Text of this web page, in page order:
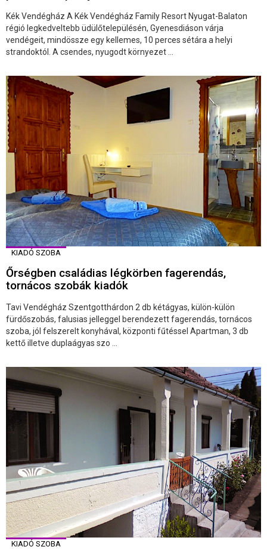
Kék Vendégház A Kék Vendégház Family Resort Nyugat-Balaton
régió legkedveltebb üdülőtelepülésén, Gyenesdiáson várja
vendégeit, mindössze egy kellemes, 10 perces sétára a helyi
strandoktól. A csendes, nyugodt környezet ...
KIADÓ SZOBA
Őrségben családias légkörben fagerendás,
tornácos szobák kiadók
Tavi Vendégház Szentgotthárdon 2 db kétágyas, külön-külön
fürdőszobás, falusias jelleggel berendezett fagerendás, tornácos
szoba, jól felszerelt konyhával, központi fűtéssel Apartman, 3 db
kettő illetve duplaágyas szo ...
KIADÓ SZOBA